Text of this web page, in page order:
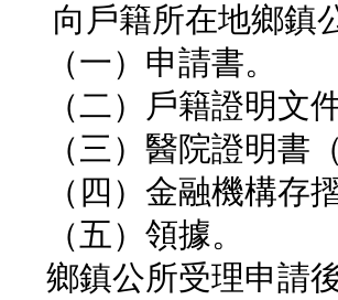
向戶籍所在地鄉鎮
（一）申請書。
（二）戶籍證明文件
（三）醫院證明書
（四）金融機構存
（五）領據。
鄉鎮公所受理申請